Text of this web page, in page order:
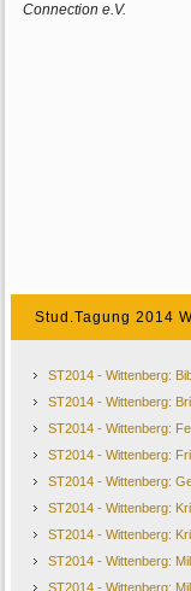
Connection e.V.
Stud.Tagung 2014
ST2014 - Wittenberg:
ST2014 - Wittenberg:
ST2014 - Wittenberg:
ST2014 - Wittenberg:
ST2014 - Wittenberg:
ST2014 - Wittenberg:
ST2014 - Wittenberg:
ST2014 - Wittenberg:
ST2014 - Wittenberg: